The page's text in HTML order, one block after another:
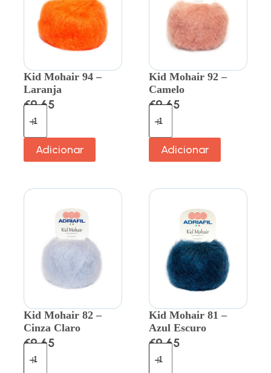
Kid Mohair 94 –
Laranja
€9.65
Adicionar
Kid Mohair 92 –
Camelo
€9.65
Adicionar
Kid Mohair 82 –
Cinza Claro
€9.65
Kid Mohair 81 –
Azul Escuro
€9.65